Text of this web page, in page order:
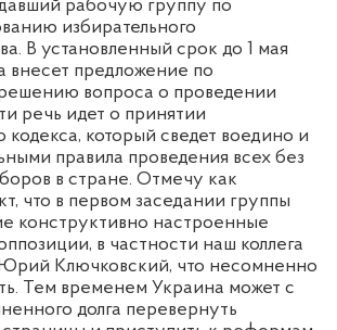
рабочую группу по
избирательного
В установленный срок до 1 мая
внесет предложение по
вопроса о проведении
речь идет о принятии
кодекса, который сведет воедино и
правила проведения всех без
в стране. Отмечу как
что в первом заседании группы
конструктивно настроенные
в частности наш коллега
Юрий Ключковский, что несомненно
Тем временем Украина может с
долга перевернуть